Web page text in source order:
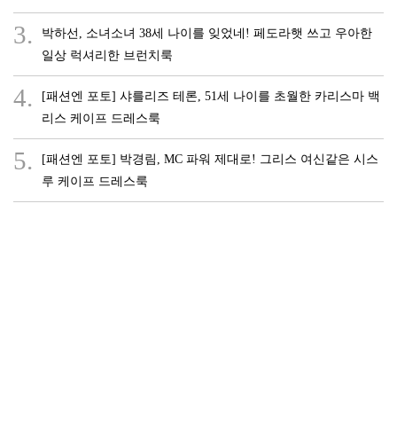
3.
박하선, 소녀소녀 38세 나이를 잊었네! 페도라햇 쓰고 우아한
일상 럭셔리한 브런치룩
4.
[패션엔 포토] 샤를리즈 테론, 51세 나이를 초월한 카리스마 백
리스 케이프 드레스룩
5.
[패션엔 포토] 박경림, MC 파워 제대로! 그리스 여신같은 시스
루 케이프 드레스룩